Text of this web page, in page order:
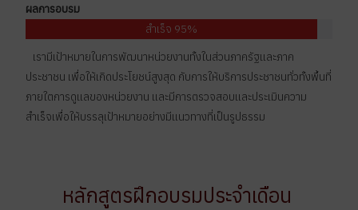
ผลการอบรม
สำเร็จ 95%
เรามีเป้าหมายในการพัฒนาหน่วยงานทั้งในส่วนภาครัฐและภาค
ประชาชน เพื่อให้เกิดประโยชน์สูงสุด กับการให้บริการประชาชนทั่วทั้งพื้นที่
ภายใตการดูแลของหน่วยงาน และมีการตรวจสอบและประเมินความ
สำเร็จเพื่อให้บรรลุเป้าหมายอย่างมีแนวทางที่เป็นรูปธรรม
หลักสูตรฝึกอบรมประจำเดือน